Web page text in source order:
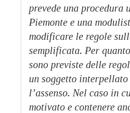
prevede una
Piemonte e una
modificare le regole
semplificata. Per
sono previste delle
un soggetto
l’assenso. Nel caso in
motivato e contenere